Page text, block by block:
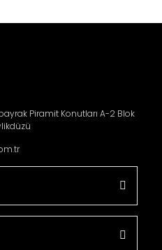
Piramit Konutları A-2 Blok